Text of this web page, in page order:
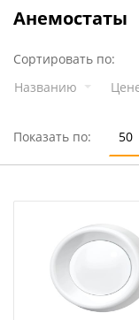
Анемостаты
Сортировать по:
Названию
Показать по: 50